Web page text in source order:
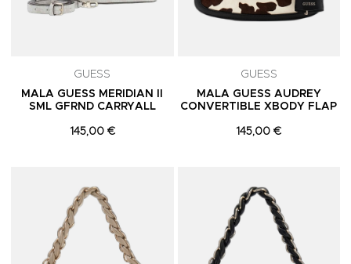
GUESS
MALA GUESS MERIDIAN II
SML GFRND CARRYALL
145,00 €
GUESS
MALA GUESS AUDREY
CONVERTIBLE XBODY FLAP
145,00 €